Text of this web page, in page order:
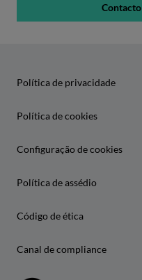
Contacto
Política de privacidade
Política de cookies
Configuração de cookies
Política de assédio
Código de ética
Canal de compliance